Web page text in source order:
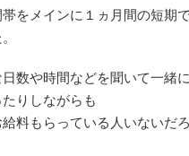
をメインに１ヵ月間の短期
数や時間などを聞いて一緒
りしながらも
料もらっている人いないだ